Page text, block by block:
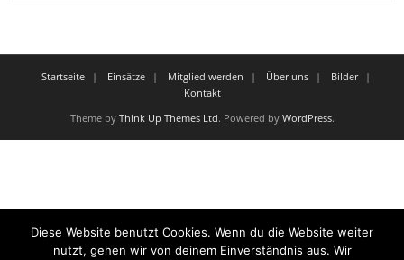
Startseite Einsätze Mitglied werden Über uns
Bilder
Kontakt
Theme by Think Up Themes Ltd. Powered by WordPress.
Diese Website benutzt Cookies. Wenn du die Website weiter
nutzt, gehen wir von deinem Einverständnis aus. Wir